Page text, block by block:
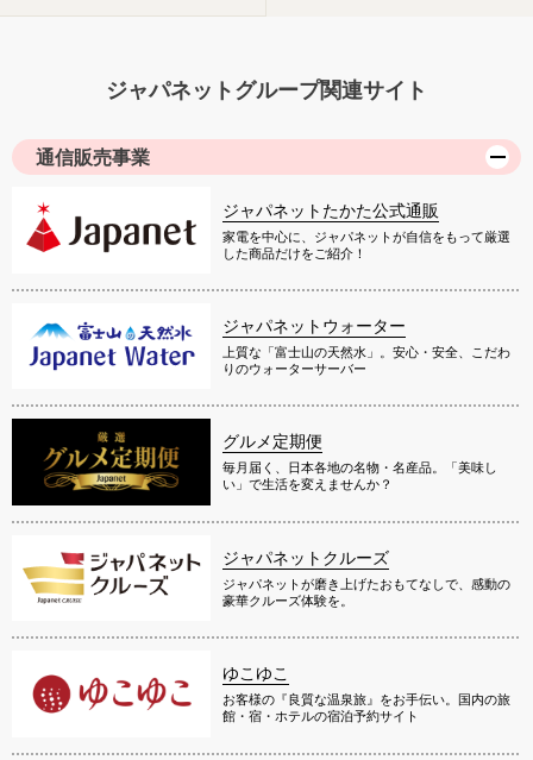
ジャパネットグループ関連サイト
通信販売事業
ジャパネットたかた公式通販
家電を中心に、ジャパネットが自信をもって厳選
した商品だけをご紹介！
ジャパネットウォーター
上質な「富士山の天然水」。安心・安全、こだわ
りのウォーターサーバー
グルメ定期便
毎月届く、日本各地の名物・名産品。「美味し
い」で生活を変えませんか？
ジャパネットクルーズ
ジャパネットが磨き上げたおもてなしで、感動の
豪華クルーズ体験を。
ゆこゆこ
お客様の『良質な温泉旅』をお手伝い。国内の旅
館・宿・ホテルの宿泊予約サイト